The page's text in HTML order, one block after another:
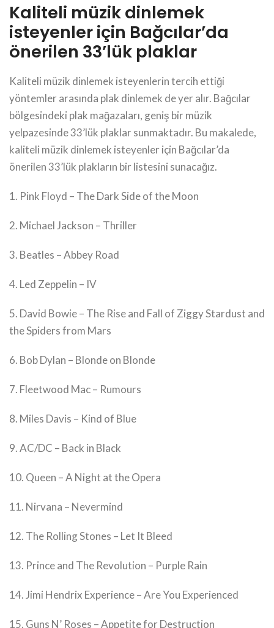
Kaliteli müzik dinlemek
isteyenler için Bağcılar’da
önerilen 33’lük plaklar
Kaliteli müzik dinlemek isteyenlerin tercih ettiği
yöntemler arasında plak dinlemek de yer alır. Bağcılar
bölgesindeki plak mağazaları, geniş bir müzik
yelpazesinde 33’lük plaklar sunmaktadır. Bu makalede,
kaliteli müzik dinlemek isteyenler için Bağcılar’da
önerilen 33’lük plakların bir listesini sunacağız.
1. Pink Floyd – The Dark Side of the Moon
2. Michael Jackson – Thriller
3. Beatles – Abbey Road
4. Led Zeppelin – IV
5. David Bowie – The Rise and Fall of Ziggy Stardust and
the Spiders from Mars
6. Bob Dylan – Blonde on Blonde
7. Fleetwood Mac – Rumours
8. Miles Davis – Kind of Blue
9. AC/DC – Back in Black
10. Queen – A Night at the Opera
11. Nirvana – Nevermind
12. The Rolling Stones – Let It Bleed
13. Prince and The Revolution – Purple Rain
14. Jimi Hendrix Experience – Are You Experienced
15. Guns N’ Roses – Appetite for Destruction